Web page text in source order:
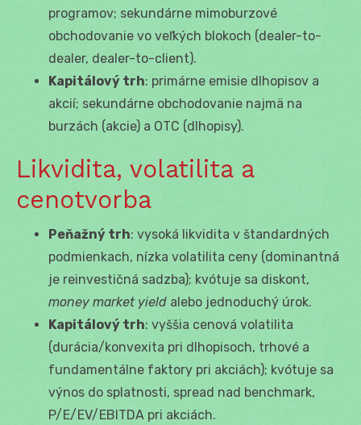
programov; sekundárne mimoburzové
obchodovanie vo veľkých blokoch (dealer-to-
dealer, dealer-to-client).
Kapitálový trh: primárne emisie dlhopisov a
akcií; sekundárne obchodovanie najmä na
burzách (akcie) a OTC (dlhopisy).
Likvidita, volatilita a
cenotvorba
Peňažný trh: vysoká likvidita v štandardných
podmienkach, nízka volatilita ceny (dominantná
je reinvestičná sadzba); kvótuje sa diskont,
money market yield alebo jednoduchý úrok.
Kapitálový trh: vyššia cenová volatilita
(durácia/konvexita pri dlhopisoch, trhové a
fundamentálne faktory pri akciách); kvótuje sa
výnos do splatnosti, spread nad benchmark,
P/E/EV/EBITDA pri akciách.